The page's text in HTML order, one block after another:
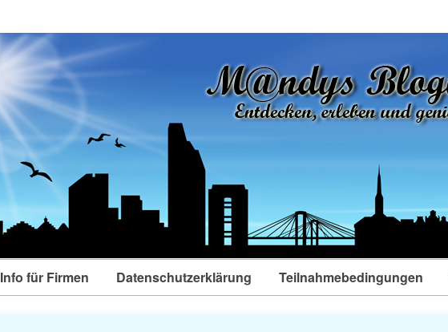
Info für Firmen Datenschutzerklärung Teilnahmebedingungen